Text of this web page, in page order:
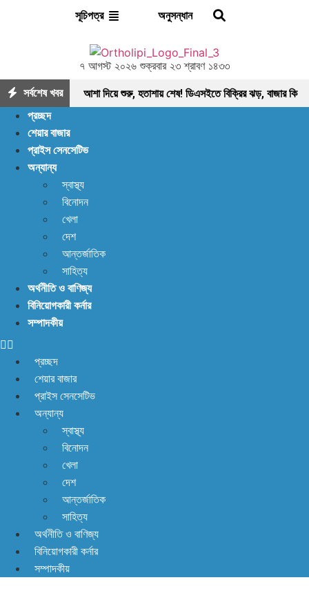
সূচিপত্র অনুসন্ধান
৭ আগস্ট ২০২৬ শুক্রবার ২৩ শ্রাবণ ১৪৩৩
সর্বশেষ খবর আশা দিয়ে শুরু, হতাশায় শেষ! ডিএসইতে বিক্রির ঝড়, বাজার কি
প্রাণ ফিরছে, বাড়ছে লেনদেন, বাজারের পরবর্তী গন্তব্য কোথায়?
শেয়ারবাজার, নেপথ্যে কী?
না! আছে প্রতিকার
কোটি ৯৩ লাখ ৯০ হাজার মার্কিন ডলার রেমিট্যান্স
যেকেনো সময়ের চেয়ে বেশি খাদ্য মজুত আছে: খাদ্য মন্ত্রণালয়
প্রচ্ছদ
শেয়ার বাজার
প্রাইস সেনসেটিভ
অন্যান্য
স্বাস্থ্য
বিনোদন
খেলা
দেশ
আন্তর্জাতিক
সাহিত্য
অর্থনীতি ও বাণিজ্য
বিনিয়োগকারী কর্নার
সম্পাদকীয়
প্রচ্ছদ
শেয়ার বাজার
প্রাইস সেনসেটিভ
অন্যান্য
স্বাস্থ্য
বিনোদন
খেলা
দেশ
আন্তর্জাতিক
সাহিত্য
অর্থনীতি ও বাণিজ্য
বিনিয়োগকারী কর্নার
সম্পাদকীয়